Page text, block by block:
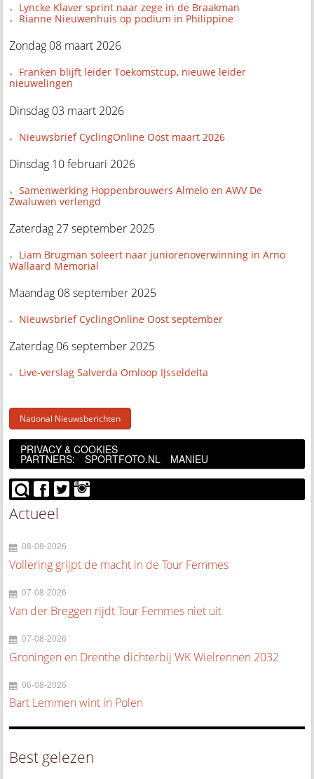
Lyncke Klaver sprint naar zege in de Braakman
Rianne Nieuwenhuis op podium in Philippine
Zondag 08 maart 2026
Franken blijft leider Toekomstcup, nieuwe leider
nieuwelingen
Dinsdag 03 maart 2026
Nieuwsbrief CyclingOnline Oost maart 2026
Dinsdag 10 februari 2026
Samenwerking Hoppenbrouwers Almelo en AWV De
Zwaluwen verlengd
Zaterdag 27 september 2025
Liam Brugman soleert naar juniorenoverwinning in Arno
Wallaard Memorial
Maandag 08 september 2025
Nieuwsbrief CyclingOnline Oost september
Zaterdag 06 september 2025
Live-verslag Salverda Omloop IJsseldelta
National Nieuwsberichten
PRIVACY & COOKIES
PARTNERS: SPORTFOTO.NL MANIEU
Actueel
08-08-2026
Vollering grijpt de macht in de Tour Femmes
07-08-2026
Van der Breggen rijdt Tour Femmes niet uit
07-08-2026
Groningen en Drenthe dichterbij WK Wielrennen 2032
06-08-2026
Bart Lemmen wint in Polen
Best gelezen